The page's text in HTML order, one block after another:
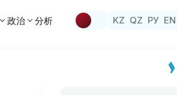
政治 分析 KZ QZ РУ EN